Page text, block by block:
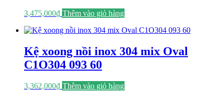
3,475,000₫ Thêm vào giỏ hàng
Kệ xoong nồi inox 304 mix Oval
C1O304 093 60
3,362,000₫ Thêm vào giỏ hàng